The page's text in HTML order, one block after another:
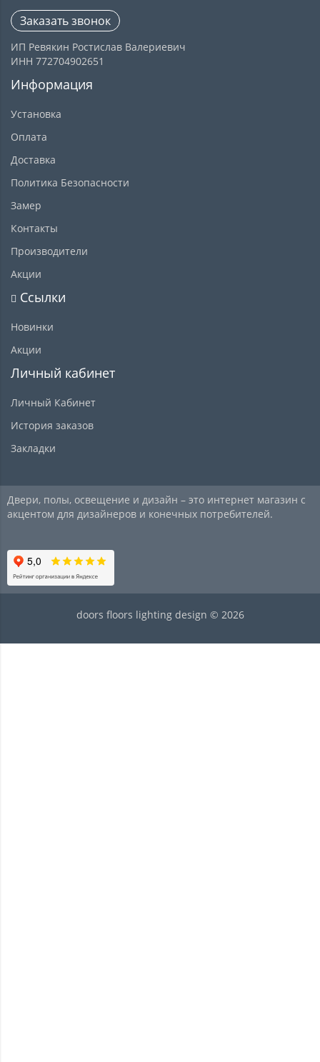
Заказать звонок
ИП Ревякин Ростислав Валериевич
ИНН 772704902651
Информация
Установка
Оплата
Доставка
Политика Безопасности
Замер
Контакты
Производители
Акции
Ссылки
Новинки
Акции
Личный кабинет
Личный Кабинет
История заказов
Закладки
Двери, полы, освещение и дизайн – это интернет магазин с
акцентом для дизайнеров и конечных потребителей.
doors floors lighting design © 2026